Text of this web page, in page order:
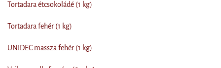
Tortadara étcsokoládé (1 kg)
Tortadara fehér (1 kg)
UNIDEC massza fehér (1 kg)